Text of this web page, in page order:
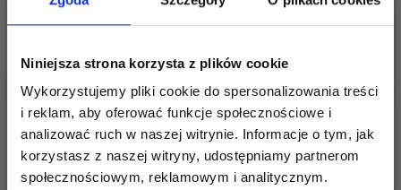
Niniejsza strona korzysta z plików cookie
Wykorzystujemy pliki cookie do spersonalizowania treści
i reklam, aby oferować funkcje społecznościowe i
analizować ruch w naszej witrynie. Informacje o tym, jak
korzystasz z naszej witryny, udostępniamy partnerom
społecznościowym, reklamowym i analitycznym.
GO HANDMADE OCZY
ZABEZPIECZAJĄCE,
NIEBIESKIE, ZESTAW
MIESZANY, 12 PAR
25,85 zł36,95 zł
Okazja31/08/2026
Dodaj do koszyka
GO HANDMADE OCZY
ZABEZPIECZAJĄCE,
ZIELONE, ZESTAW
25,85 zł 36,95 zł
Okazja31/08/2026
Dodaj do koszyka